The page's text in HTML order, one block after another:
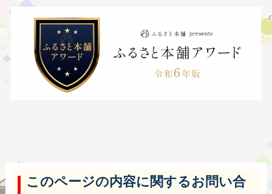
このページの内容に関するお問い合